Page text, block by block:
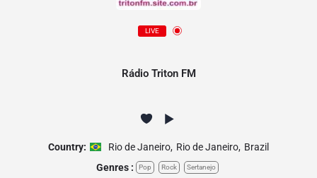
LIVE
Rádio Triton FM
Country: Rio de Janeiro, Rio de Janeiro, Brazil
Genres :
Pop Rock Sertanejo